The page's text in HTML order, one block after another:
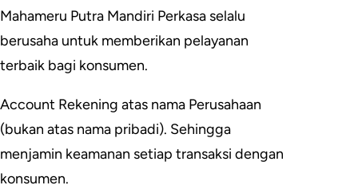
Mahameru Putra Mandiri Perkasa selalu
berusaha untuk memberikan pelayanan
terbaik bagi konsumen.
Account Rekening atas nama Perusahaan
(bukan atas nama pribadi). Sehingga
menjamin keamanan setiap transaksi dengan
konsumen.